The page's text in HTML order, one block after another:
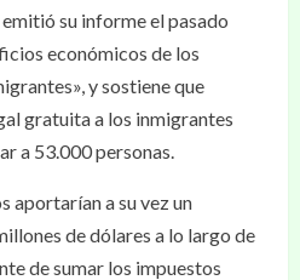
su informe el pasado
económicos de los
y sostiene que
gratuita a los inmigrantes
a 53.000 personas.
aportarían a su vez un
de dólares a lo largo de
de sumar los impuestos